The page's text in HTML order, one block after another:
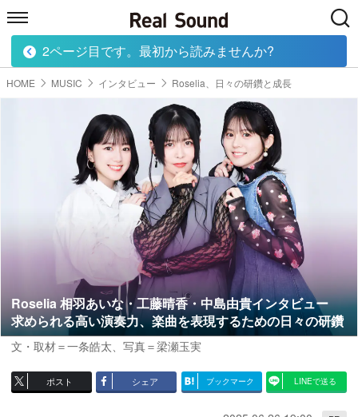
HOME MUSIC MOVIE TECH
HOME MUSIC インタビュー Roselia、日々の研鑽と成長
Roselia 相羽あいな・工藤晴香・中島由貴インタビュー
求められる高い演奏力、楽曲を表現するための日々の研鑽
文・取材＝一条皓太、 写真＝梁瀬玉実
ポスト シェア ブックマーク LINEで送る
2ページ目です。最初から読みませんか?